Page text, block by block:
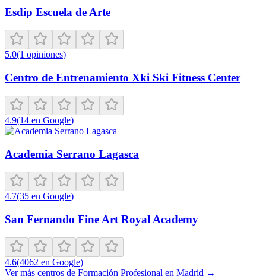
Esdip Escuela de Arte
5.0(1 opiniones)
Centro de Entrenamiento Xki Ski Fitness Center
4.9(14 en Google)
Academia Serrano Lagasca
4.7(35 en Google)
San Fernando Fine Art Royal Academy
4.6(4062 en Google)
Ver más centros de Formación Profesional en Madrid →